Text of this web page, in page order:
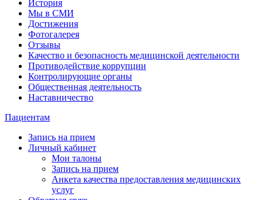
История
Мы в СМИ
Достижения
Фотогалерея
Отзывы
Качество и безопасность медицинской деятельности
Противодействие коррупции
Контролирующие органы
Общественная деятельность
Наставничество
Пациентам
Запись на прием
Личный кабинет
Мои талоны
Запись на прием
Анкета качества предоставления медицинских
услуг